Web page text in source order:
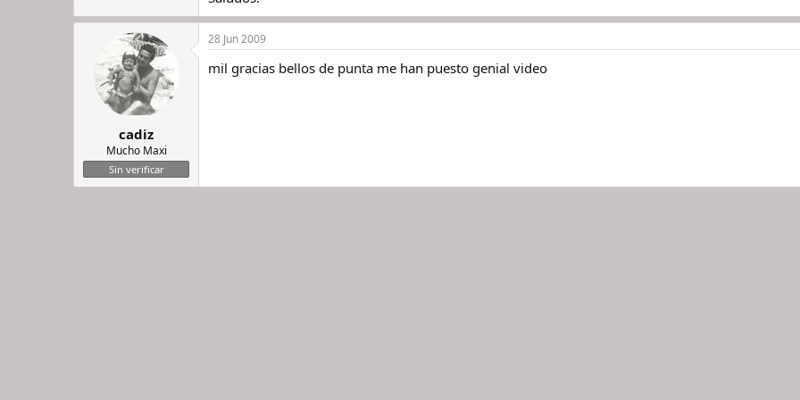
cadiz
Mucho Maxi
Sin verificar
28 Jun 2009
mil gracias bellos de punta me han puesto genial video